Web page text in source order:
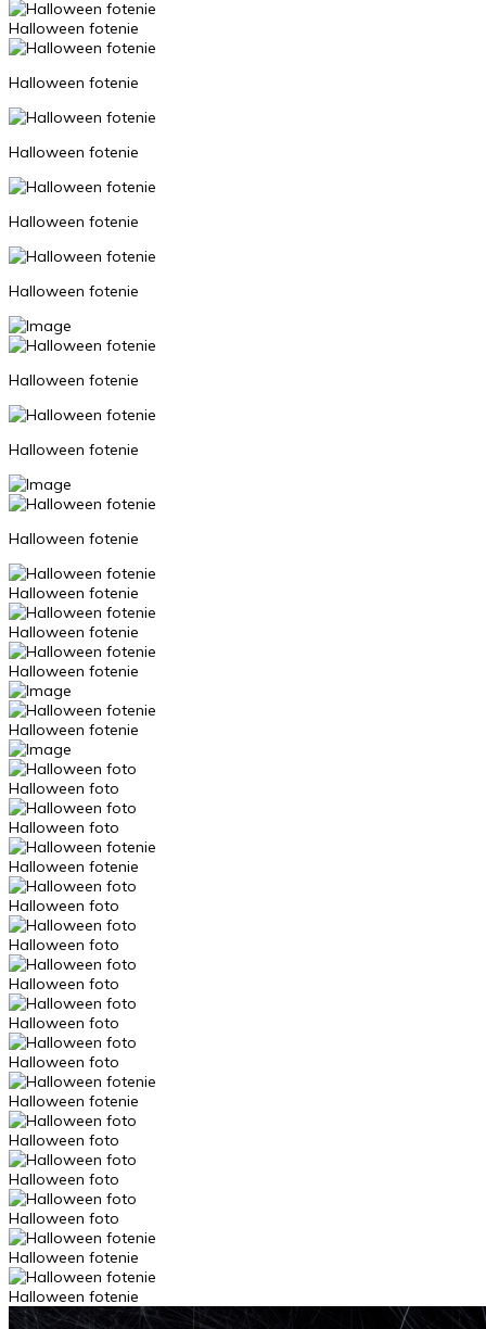
Halloween fotenie
Halloween fotenie
Halloween fotenie
Halloween fotenie
Halloween fotenie
Halloween fotenie
Halloween fotenie
Halloween fotenie
Halloween fotenie
Halloween fotenie
Halloween fotenie
Halloween fotenie
Halloween foto
Halloween foto
Halloween fotenie
Halloween foto
Halloween foto
Halloween foto
Halloween foto
Halloween foto
Halloween fotenie
Halloween foto
Halloween foto
Halloween foto
Halloween fotenie
Halloween fotenie